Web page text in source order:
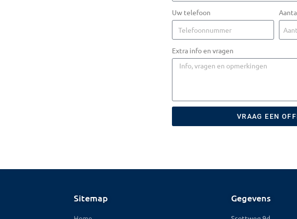
Uw telefoon
Extra info en vragen
VRAAG EEN
Sitemap Gegevens